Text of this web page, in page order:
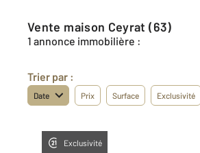
Vente maison Ceyrat (63)
1 annonce immobilière :
Trier par :
Date Prix Surface Exclusivité
Exclusivité